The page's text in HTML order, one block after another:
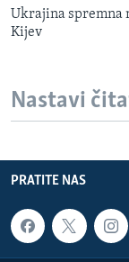
Ukrajina spremna
Kijev
Nastavi
PRATITE NAS